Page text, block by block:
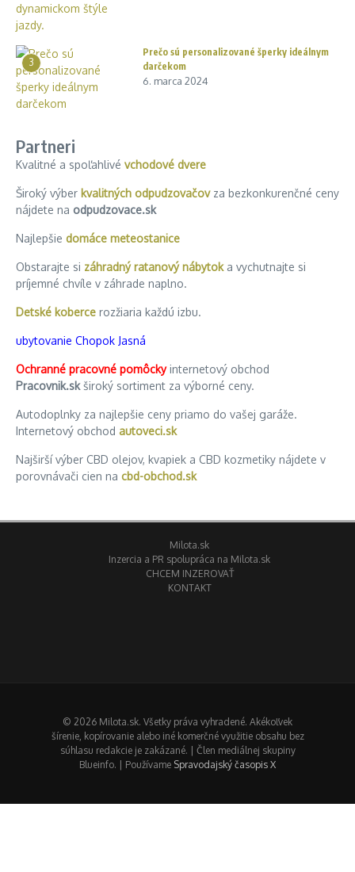
3
Prečo sú personalizované šperky ideálnym
darčekom
6. marca 2024
Partneri
Kvalitné a spoľahlivé vchodové dvere
Široký výber kvalitných odpudzovačovza bezkonkurenčné ceny
nájdete na odpudzovace.sk
Najlepšie domáce meteostanice
Obstarajte si záhradný ratanový nábytoka vychutnajte si
príjemné chvíle v záhrade naplno.
Detské koberce rozžiaria každú izbu.
ubytovanie Chopok Jasná
Ochranné pracovné pomôckyinternetový obchod
Pracovnik.skširoký sortiment za výborné ceny.
Autodoplnky za najlepšie ceny priamo do vašej garáže.
Internetový obchod autoveci.sk
Najširší výber CBD olejov, kvapiek a CBD kozmetiky nájdete v
porovnávači cien na cbd-obchod.sk
Milota.sk
Inzercia a PR spolupráca na Milota.sk
CHCEM INZEROVAŤ
KONTAKT
© 2026 Milota.sk. Všetky práva vyhradené. Akékoľvek
šírenie, kopírovanie alebo iné komerčné využitie obsahu bez
súhlasu redakcie je zakázané. | Člen mediálnej skupiny
Blueinfo. | Používame Spravodajský časopis X